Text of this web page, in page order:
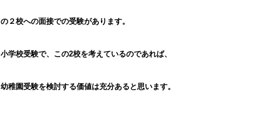
の２校への面接での受験があります。
小学校受験で、この2校を考えているのであれば、
幼稚園受験を検討する価値は充分あると思います。